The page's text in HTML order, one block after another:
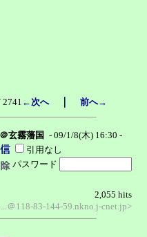
←次へ｜ 前へ→
玄霧藩国
- 09/1/8(木) 16:30 -
引用なし
パスワード
2,055 hits
＠118-83-144-59.nkno.j-cnet.jp>